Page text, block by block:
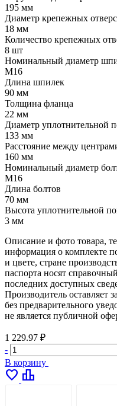
195 мм
Диаметр крепежных
18 мм
Количество крепежных
8 шт
Номинальный диаметр
М16
Длина шпилек
90 мм
Толщина фланца
22 мм
Диаметр уплотнительной
133 мм
Расстояние между
160 мм
Номинальный диаметр
М16
Длина болтов
70 мм
Высота уплотнительной
3 мм
Описание и фото товара,
информация о комплекте
и цвете, стране
паспорта носят
последних доступных
Производитель оставляет
без предварительного
не является публичной
1 229.97 ₽
-
В корзину
favorite leaderboard